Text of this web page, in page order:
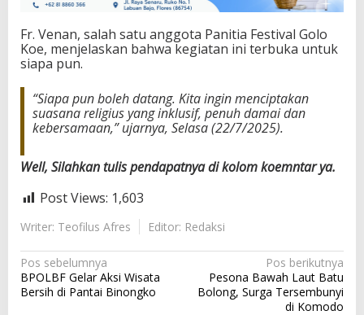
Fr. Venan, salah satu anggota Panitia Festival Golo
Koe, menjelaskan bahwa kegiatan ini terbuka untuk
siapa pun.
“Siapa pun boleh datang. Kita ingin menciptakan
suasana religius yang inklusif, penuh damai dan
kebersamaan,” ujarnya, Selasa (22/7/2025).
Well, Silahkan tulis pendapatnya di kolom koemntar ya.
Post Views: 1,603
Writer: Teofilus Afres Editor: Redaksi
N
a
Pos sebelumnya
BPOLBF Gelar Aksi Wisata
Bersih di Pantai Binongko
Pos berikutnya
Pesona Bawah Laut Batu
Bolong, Surga Tersembunyi
di Komodo